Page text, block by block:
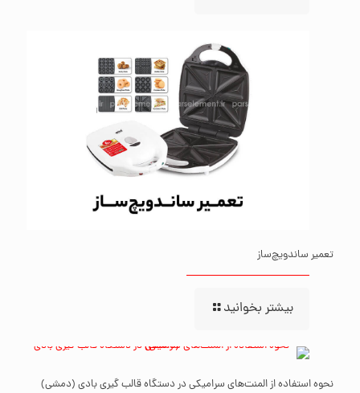
تعمیر ساندویچ‌ساز
بیشتر بخوانید
نحوه استفاده از المنت‌های سرامیکی در دستگاه قالب ‌گیری بادی (دمشی)